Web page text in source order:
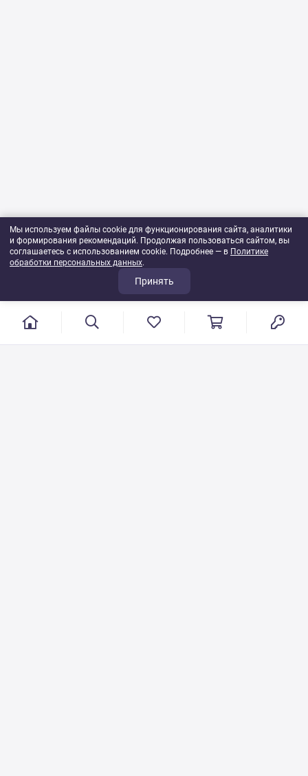
Мы используем файлы cookie для функционирования сайта, аналитики
и формирования рекомендаций. Продолжая пользоваться сайтом, вы
соглашаетесь с использованием cookie. Подробнее — в Политике
обработки персональных данных.
Принять